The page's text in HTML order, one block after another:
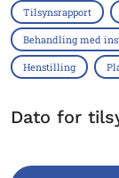
Tilsynsrapport
Behandling med
Henstilling
Dato for